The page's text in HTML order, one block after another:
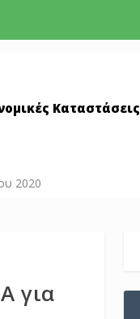
Καταστάσεις
2020
για